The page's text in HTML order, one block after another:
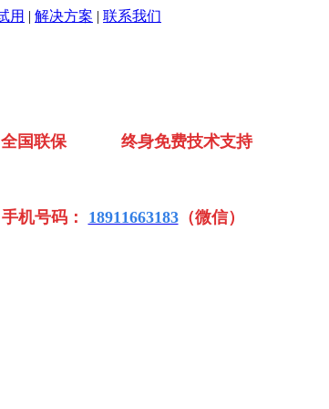
用 | 解决方案 | 联系我们
联保 终身免费技术支持
手机号码： 18911663183（微信）